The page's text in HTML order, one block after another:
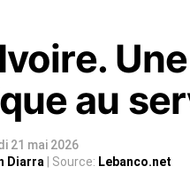
au
21 mai 2026
Diarra | Source: Lebanco.net